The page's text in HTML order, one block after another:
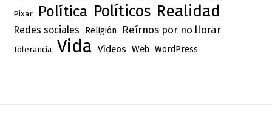
Pixar Política Políticos Realidad
Redes sociales Religión Reírnos por no llorar
Tolerancia Vida Vídeos Web WordPress